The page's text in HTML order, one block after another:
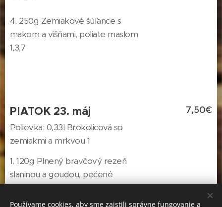
4. 250g Zemiakové šúľance s
makom a višňami, poliate maslom
1,3,7
PIATOK 23. máj
Polievka: 0,33l Brokolicová so
zemiakmi a mrkvou 1
1. 120g Plnený bravčový rezeň
slaninou a goudou, pečené
7,50€
Používame cookies, aby sme zaistili správne fungovanie a